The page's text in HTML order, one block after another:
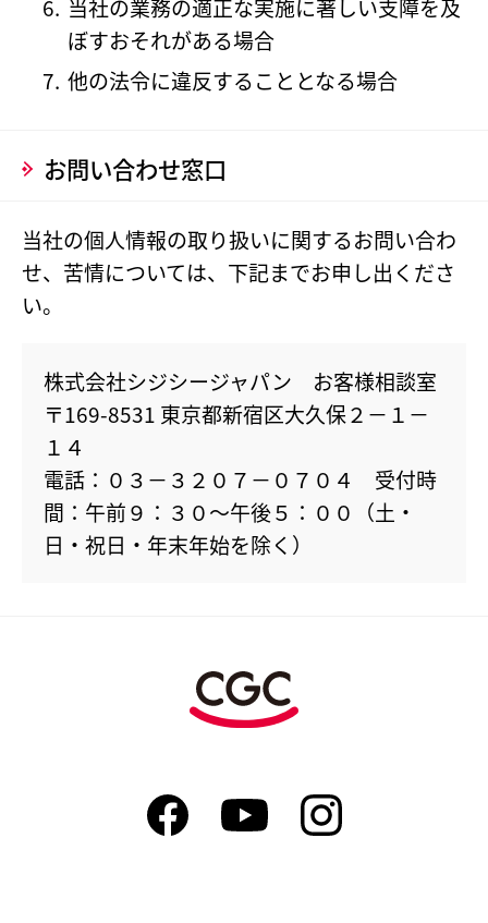
当社の業務の適正な実施に著しい支障を及
ぼすおそれがある場合
他の法令に違反することとなる場合
お問い合わせ窓口
当社の個人情報の取り扱いに関するお問い合わ
せ、苦情については、下記までお申し出くださ
い。
株式会社シジシージャパン お客様相談室
〒169-8531 東京都新宿区大久保２－１－
１４
電話：０３－３２０７－０７０４ 受付時
間：午前９：３０～午後５：００（土・
日・祝日・年末年始を除く）